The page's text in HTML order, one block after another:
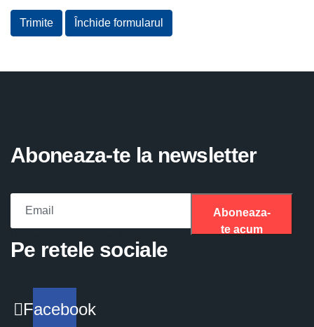
Trimite Închide formularul
Aboneaza-te la newsletter
Aboneaza-
te acum
Pe retele sociale
Facebook